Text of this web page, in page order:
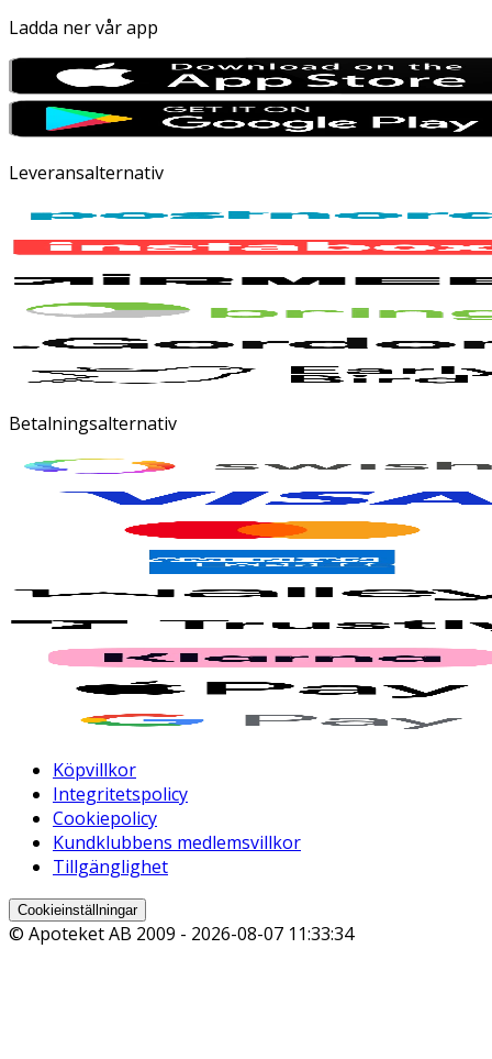
Ladda ner vår app
Leveransalternativ
Betalningsalternativ
Köpvillkor
Integritetspolicy
Cookiepolicy
Kundklubbens medlemsvillkor
Tillgänglighet
Cookieinställningar
© Apoteket AB 2009 - 2026-08-07 11:33:34